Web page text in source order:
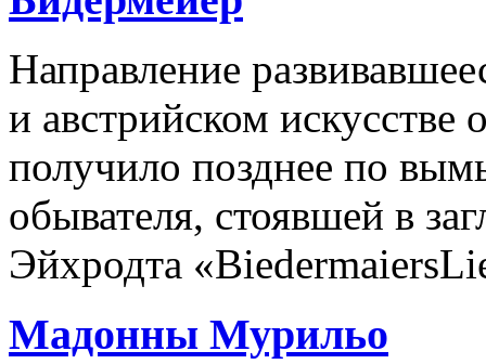
Направление
и австрийском
получило позднее по
обывателя, стоявшей в
Эйхродта
Мадонны Мурильо